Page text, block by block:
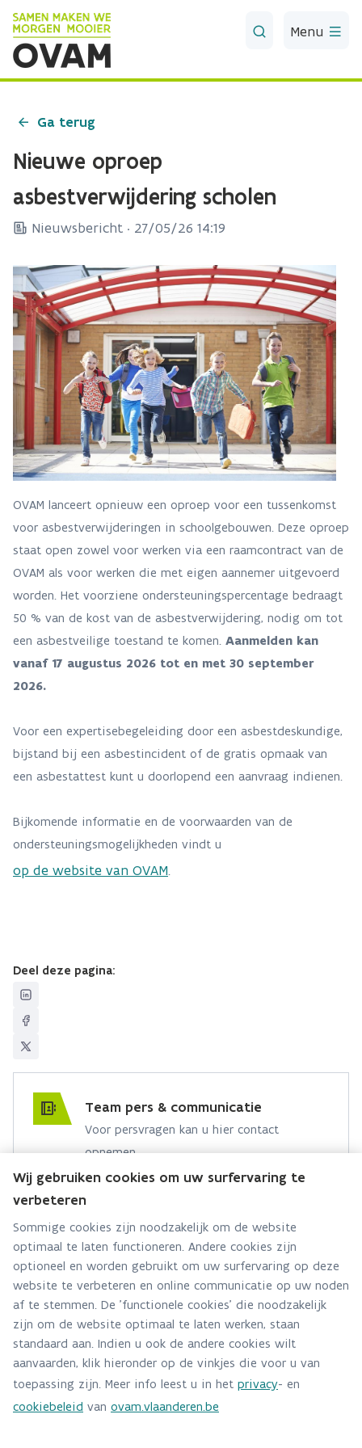
Skip to Main Content
Menu
Ga terug
Nieuwe oproep
asbestverwijdering scholen
Nieuwsbericht · 27/05/26 14:19
OVAM lanceert opnieuw een oproep voor een tussenkomst
voor asbestverwijderingen in schoolgebouwen. Deze oproep
staat open zowel voor werken via een raamcontract van de
OVAM als voor werken die met eigen aannemer uitgevoerd
worden. Het voorziene ondersteuningspercentage bedraagt
50 % van de kost van de asbestverwijdering, nodig om tot
een asbestveilige toestand te komen. Aanmelden kan
vanaf 17 augustus 2026 tot en met 30 september
2026.
Voor een expertisebegeleiding door een asbestdeskundige,
bijstand bij een asbestincident of de gratis opmaak van
een asbestattest kunt u doorlopend een aanvraag indienen.
Bijkomende informatie en de voorwaarden van de
ondersteuningsmogelijkheden vindt u
op de website van OVAM
Deel deze pagina:
Team pers & communicatie
Voor persvragen kan u hier contact
opnemen.
Hebt u een persvraag? Stel ze hier:
Via contact formulier
Alle contactgegevens
Adres
Stationsstraat 110
2800 Mechelen
Route en bereikbaarheid
Telefoon
015284140
Wij gebruiken cookies om uw surfervaring te
verbeteren
Sommige cookies zijn noodzakelijk om de website
optimaal te laten functioneren. Andere cookies zijn
optioneel en worden gebruikt om uw surfervaring op deze
website te verbeteren en online communicatie op uw noden
af te stemmen. De 'functionele cookies' die noodzakelijk
zijn om de website optimaal te laten werken, staan
standaard aan. Indien u ook de andere cookies wilt
aanvaarden, klik hieronder op de vinkjes die voor u van
toepassing zijn. Meer info leest u in het privacy- en
cookiebeleid van ovam.vlaanderen.be